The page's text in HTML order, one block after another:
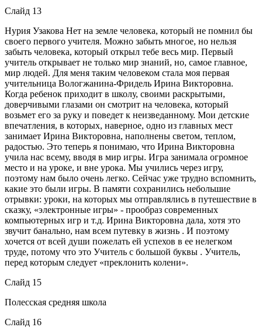
Слайд 13
Нурия Узакова Нет на земле человека, который не помнил бы
своего первого учителя. Можно забыть многое, но нельзя
забыть человека, который открыл тебе весь мир. Первый
учитель открывает не только мир знаний, но, самое главное,
мир людей. Для меня таким человеком стала моя первая
учительница Вологжанина-Фридель Ирина Викторовна.
Когда ребенок приходит в школу, своими раскрытыми,
доверчивыми глазами он смотрит на человека, который
возьмет его за руку и поведет к неизведанному. Мои детские
впечатления, в которых, наверное, одно из главных мест
занимает Ирина Викторовна, наполнены светом, теплом,
радостью. Это теперь я понимаю, что Ирина Викторовна
учила нас всему, вводя в мир игры. Игра занимала огромное
место и на уроке, и вне урока. Мы учились через игру,
поэтому нам было очень легко. Сейчас уже трудно вспомнить,
какие это были игры. В памяти сохранились небольшие
отрывки: уроки, на которых мы отправлялись в путешествие в
сказку, «электронные игры» - прообраз современных
компьютерных игр и т.д. Ирина Викторовна дала, хотя это
звучит банально, нам всем путевку в жизнь . И поэтому
хочется от всей души пожелать ей успехов в ее нелегком
труде, потому что это Учитель с большой буквы . Учитель,
перед которым следует «преклонить колени».
Слайд 15
Полесская средняя школа
Слайд 16